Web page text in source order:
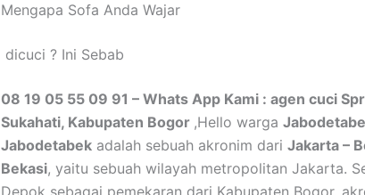
Mеngара Sofa Andа Wajar
dicuci ? Ini Sebab
08 19 05 55 09 91 – Whats App Kami : agen cuci
Sukahati, Kabupaten Bogor ,Hello warga
Jabodetabek adalah sebuah akronim dari Jakarta –
Bekasi, yaitu sebuah wilayah metropolitan Jakarta.
Depok sebagai pemekaran dari Kabupaten Bogor,